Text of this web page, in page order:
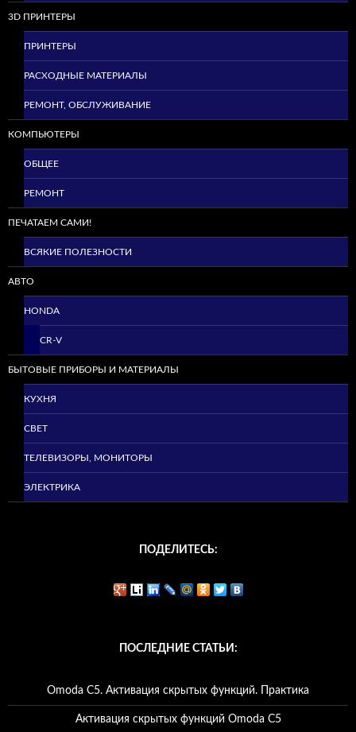
3D ПРИНТЕРЫ
ПРИНТЕРЫ
РАСХОДНЫЕ МАТЕРИАЛЫ
РЕМОНТ, ОБСЛУЖИВАНИЕ
КОМПЬЮТЕРЫ
ОБЩЕЕ
РЕМОНТ
ПЕЧАТАЕМ САМИ!
ВСЯКИЕ ПОЛЕЗНОСТИ
АВТО
HONDA
CR-V
БЫТОВЫЕ ПРИБОРЫ И МАТЕРИАЛЫ
КУХНЯ
СВЕТ
ТЕЛЕВИЗОРЫ, МОНИТОРЫ
ЭЛЕКТРИКА
ПОДЕЛИТЕСЬ:
ПОСЛЕДНИЕ СТАТЬИ:
Omoda C5. Активация скрытых функций. Практика
Активация скрытых функций Omoda C5